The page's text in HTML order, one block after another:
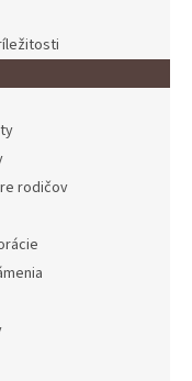
rodičov